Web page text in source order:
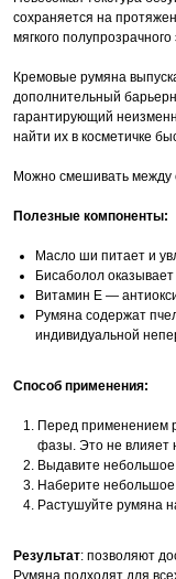
сохраняется на
мягкого
Кремовые румяна
дополнительный
гарантирующий
найти их в косметичке
Можно смешивать между
Полезные компоненты:
Масло ши питает и
Бисаболол
Витамин Е —
Румяна содержат
индивидуальной
Способ применения:
Перед применением
фазы. Это не влияет
Выдавите небольшое
Наберите небольшое
Растушуйте румяна
Результат: позволяют